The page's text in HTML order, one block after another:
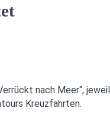
nach Meer“,
Kreuzfahrten.